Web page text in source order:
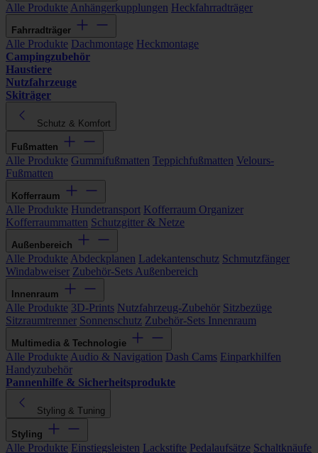
Alle Produkte Anhängerkupplungen Heckfahrradträger
Fahrradträger
Alle Produkte Dachmontage Heckmontage
Campingzubehör
Haustiere
Nutzfahrzeuge
Skiträger
Schutz & Komfort
Fußmatten
Alle Produkte Gummifußmatten Teppichfußmatten Velours-
Fußmatten
Kofferraum
Alle Produkte Hundetransport Kofferraum Organizer
Kofferraummatten Schutzgitter & Netze
Außenbereich
Alle Produkte Abdeckplanen Ladekantenschutz Schmutzfänger
Windabweiser Zubehör-Sets Außenbereich
Innenraum
Alle Produkte 3D-Prints Nutzfahrzeug-Zubehör Sitzbezüge
Sitzraumtrenner Sonnenschutz Zubehör-Sets Innenraum
Multimedia & Technologie
Alle Produkte Audio & Navigation Dash Cams Einparkhilfen
Handyzubehör
Pannenhilfe & Sicherheitsprodukte
Styling & Tuning
Styling
Alle Produkte Einstiegsleisten Lackstifte Pedalaufsätze Schaltknäufe